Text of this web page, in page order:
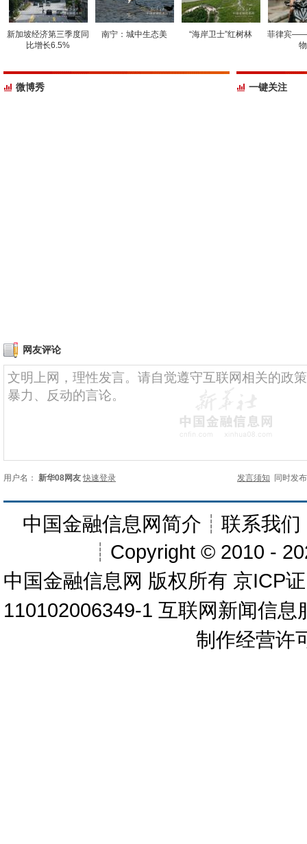
新加坡经济第三季度同
比增长6.5%
南宁：城中生态美 “海岸卫士”红树林
菲律宾
微博秀 一键关注
网友评论
用户名： 新华08网友 快速登录 发言须知 同时发
中国金融信息网简介 ┊联系我们
┊Copyright © 2010 -
中国金融信息网 版权所有 京ICP
110102006349-1 互联网新闻信
制作经营许